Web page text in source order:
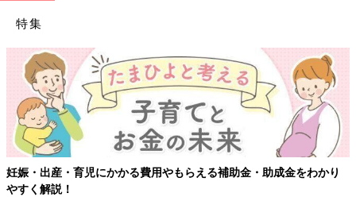
特集
出産・育児にかかる費用やもらえる補助金・助成金をわかり
解説！
【ワ